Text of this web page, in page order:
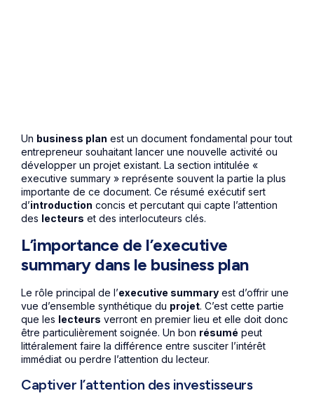
Un business plan est un document fondamental pour tout
entrepreneur souhaitant lancer une nouvelle activité ou
développer un projet existant. La section intitulée «
executive summary » représente souvent la partie la plus
importante de ce document. Ce résumé exécutif sert
d’introduction concis et percutant qui capte l’attention
des lecteurs et des interlocuteurs clés.
L’importance de l’executive
summary dans le business plan
Le rôle principal de l’executive summary est d’offrir une
vue d’ensemble synthétique du projet. C’est cette partie
que les lecteurs verront en premier lieu et elle doit donc
être particulièrement soignée. Un bon résumé peut
littéralement faire la différence entre susciter l’intérêt
immédiat ou perdre l’attention du lecteur.
Captiver l’attention des investisseurs